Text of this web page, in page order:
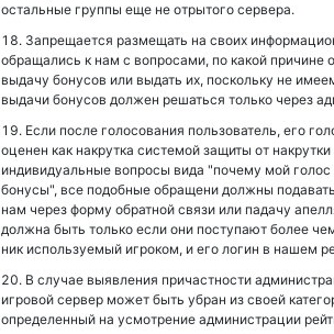
остальные группы еще не отрытого сервера.
Запрещается размещать на своих
обращались к нам с вопросами, по какой
выдачу бонусов или выдать их, поскольку не
выдачи бонусов должен решаться только через
Если после голосования пользователь, его
оценен как накрутка системой защиты от
индивидуальные вопросы вида "почему мой
бонусы", все подобные обращени должны
нам через форму обратной связи или падачу
должна быть только если они поступают более
ник используемый игроком, и его логин в нашем
В случае выявления причастности
игровой сервер может быть убран из своей
определенный на усмотрение администрации